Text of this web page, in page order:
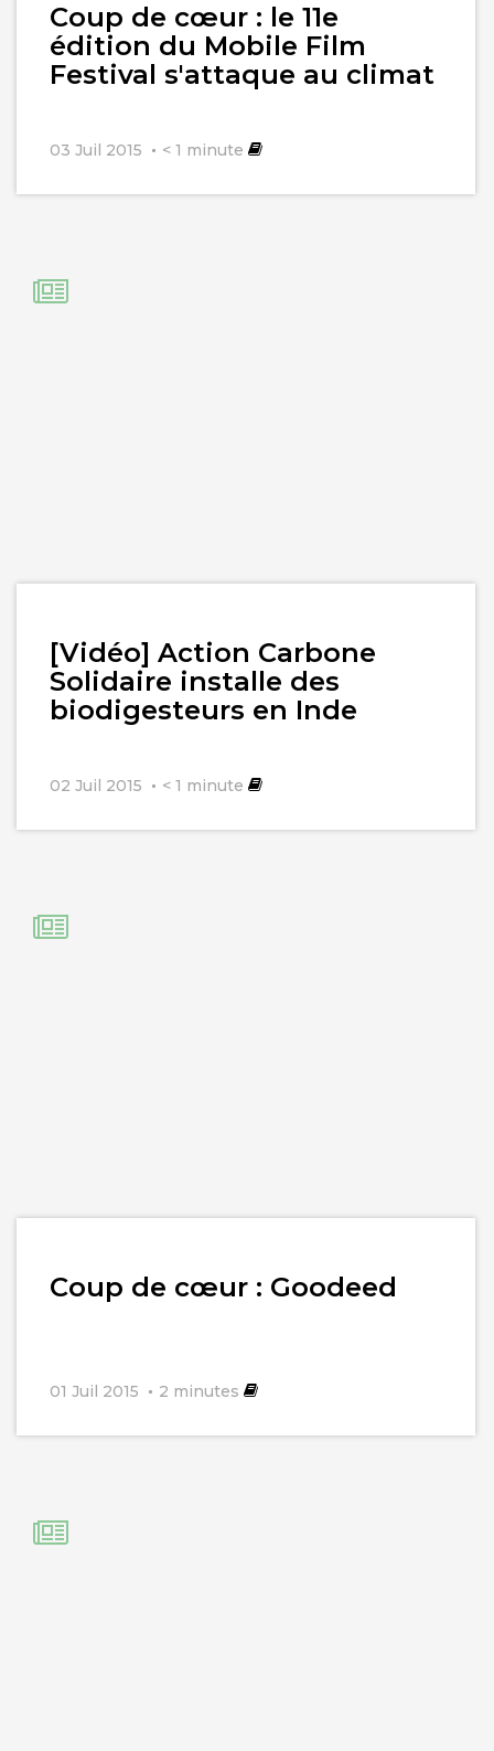
Coup de cœur : le 11e
édition du Mobile Film
Festival s'attaque au climat
03 Juil 2015 < 1 minute
l'article
[Vidéo] Action Carbone
Solidaire installe des
biodigesteurs en Inde
02 Juil 2015 < 1 minute
l'article
Coup de cœur : Goodeed
01 Juil 2015 2 minutes
l'article